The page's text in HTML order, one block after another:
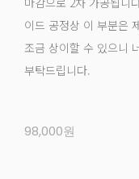
이드 공정상 이 부분은
조금 상이할 수 있으니
부탁드립니다.
98,000원